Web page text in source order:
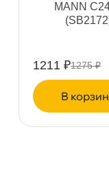
MANN
1211 ₽1275 ₽
н.
Пн–Вс